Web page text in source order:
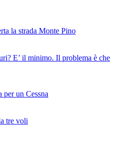
la strada Monte Pino
E’ il minimo. Il problema è che
per un Cessna
tre voli